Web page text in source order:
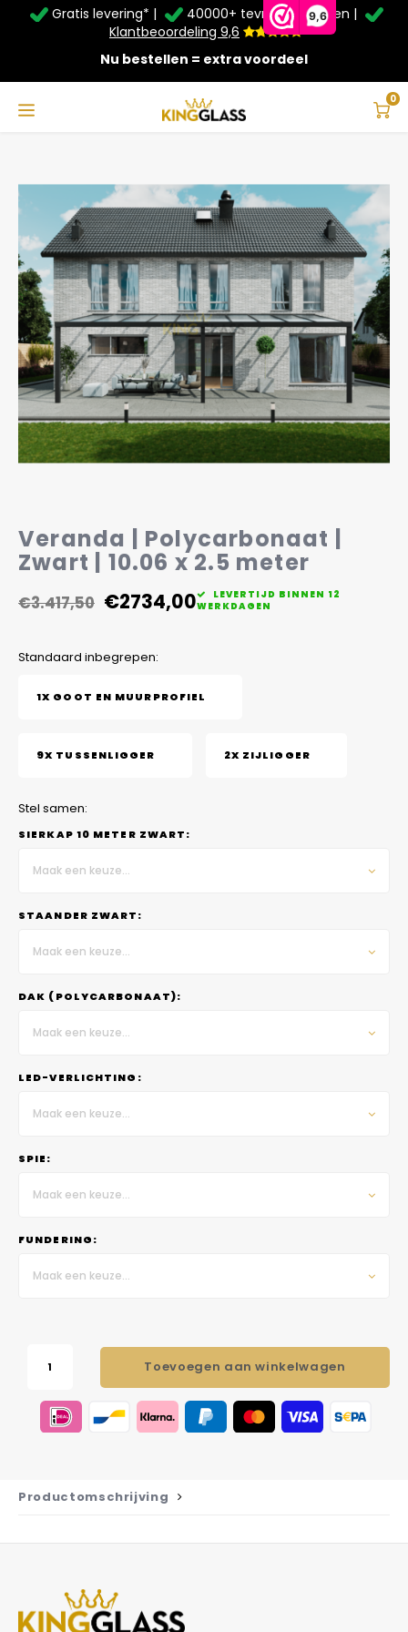
9,6
Service & Contact
Bezorging
Afhalen
Montage
Betaalmethoden
Garantie
Veelgestelde vragen
Taal
Gratis levering* |
40000+ tevreden klanten |
Klantbeoordeling 9,6
Nu bestellen = extra voordeel
0
Zomer Deals: Tot 20% kortingop schuifwanden en
veranda's +€20extra kassa korting*
Veranda | Polycarbonaat | Zwart | 10.06 x 2.5 meter
Veranda | Polycarbonaat |
Zwart | 10.06 x 2.5 meter
€3.417,50 €2734,00
LEVERTIJD BINNEN 12
WERKDAGEN
Standaard inbegrepen:
1X GOOT EN MUURPROFIEL
9X TUSSENLIGGER 2X ZIJLIGGER
Stel samen:
SIERKAP 10 METER ZWART:
Maak een keuze...
STAANDER ZWART:
Maak een keuze...
DAK (POLYCARBONAAT):
Maak een keuze...
LED-VERLICHTING:
Maak een keuze...
SPIE:
Maak een keuze...
FUNDERING:
Maak een keuze...
Toevoegen aan winkelwagen
Productomschrijving